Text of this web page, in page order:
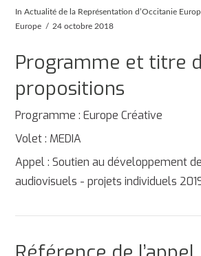
InActualité de la Représentation d’Occitanie
Europe
24 octobre 2018
Programme et titre
propositions
Programme : Europe Créative
Volet : MEDIA
Appel : Soutien au développement
audiovisuels - projets individuels